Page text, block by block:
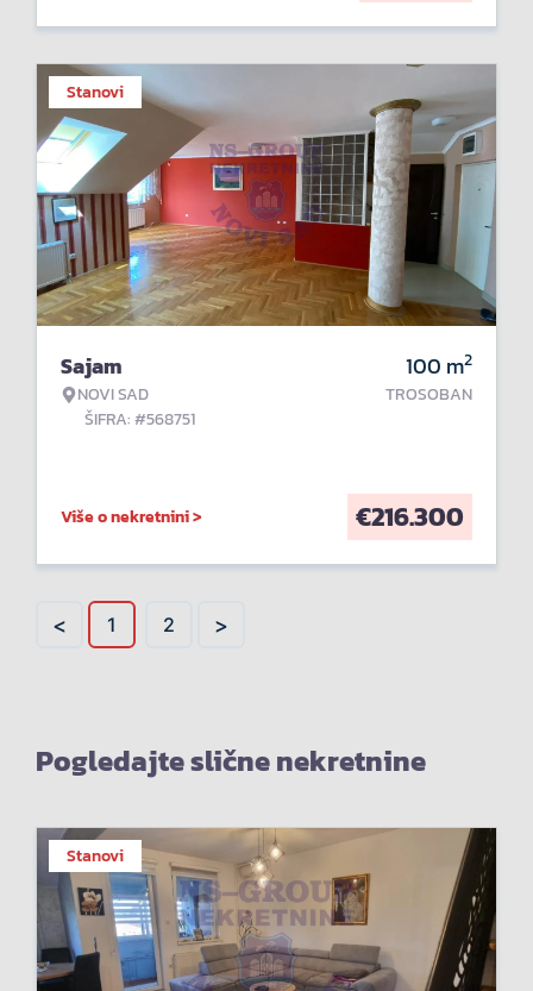
Stanovi
Sajam
NOVI SAD
ŠIFRA: #568751
100 m2
TROSOBAN
Više o nekretnini > €216.300
< 1 2 >
Pogledajte slične nekretnine
Stanovi